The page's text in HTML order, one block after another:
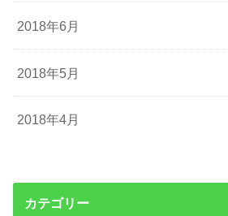
2018年6月
2018年5月
2018年4月
カテゴリー